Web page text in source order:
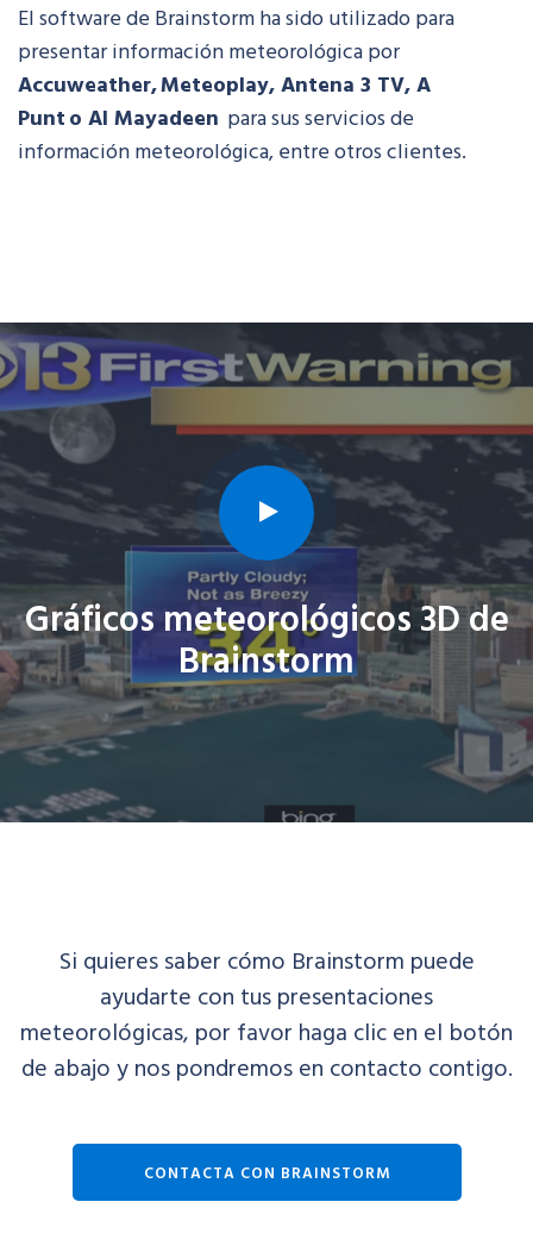
El software de Brainstorm ha sido utilizado para
presentar información meteorológica por
Accuweather, Meteoplay, Antena 3 TV, A
Punt o Al Mayadeen para sus servicios de
información meteorológica, entre otros clientes.
Gráficos meteorológicos 3D de
Brainstorm
Si quieres saber cómo Brainstorm puede
ayudarte con tus presentaciones
meteorológicas, por favor haga clic en el botón
de abajo y nos pondremos en contacto contigo.
CONTACTA CON BRAINSTORM